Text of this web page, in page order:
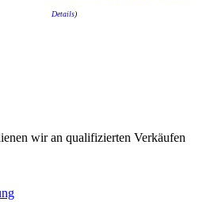
Details)
wir an qualifizierten Verkäufen